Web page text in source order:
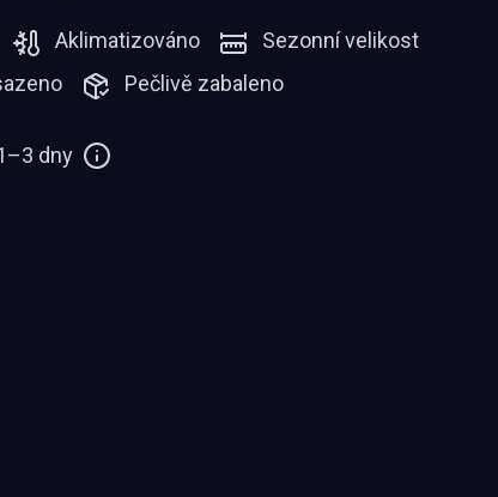
Aklimatizováno
Sezonní velikost
Pečlivě zabaleno
dny